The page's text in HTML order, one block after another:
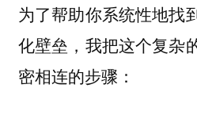
为了帮助你系统性地找
化壁垒，我把这个复杂
密相连的步骤：